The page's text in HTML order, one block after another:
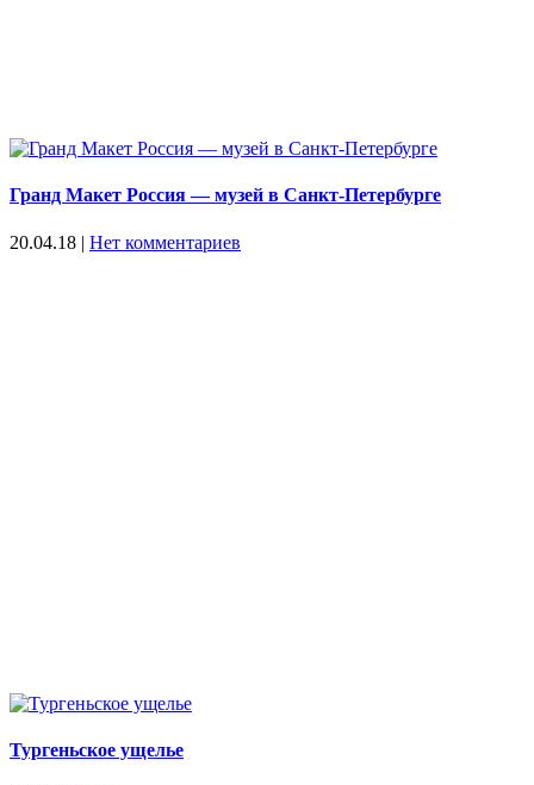
Гранд Макет Россия — музей в Санкт-Петербурге
20.04.18 | Нет комментариев
Тургеньское ущелье